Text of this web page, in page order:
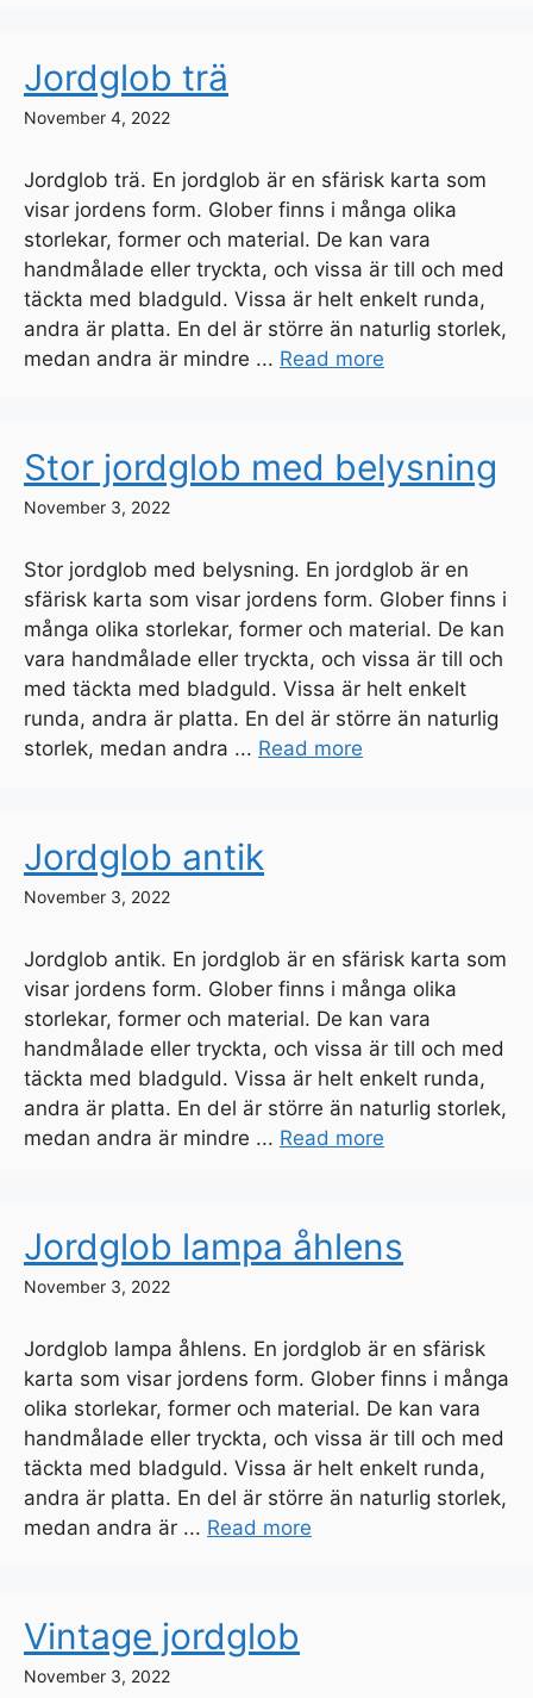
Jordglob trä
November 4, 2022
Jordglob trä. En jordglob är en sfärisk karta som
visar jordens form. Glober finns i många olika
storlekar, former och material. De kan vara
handmålade eller tryckta, och vissa är till och med
täckta med bladguld. Vissa är helt enkelt runda,
andra är platta. En del är större än naturlig storlek,
medan andra är mindre ... Read more
Stor jordglob med belysning
November 3, 2022
Stor jordglob med belysning. En jordglob är en
sfärisk karta som visar jordens form. Glober finns i
många olika storlekar, former och material. De kan
vara handmålade eller tryckta, och vissa är till och
med täckta med bladguld. Vissa är helt enkelt
runda, andra är platta. En del är större än naturlig
storlek, medan andra ... Read more
Jordglob antik
November 3, 2022
Jordglob antik. En jordglob är en sfärisk karta som
visar jordens form. Glober finns i många olika
storlekar, former och material. De kan vara
handmålade eller tryckta, och vissa är till och med
täckta med bladguld. Vissa är helt enkelt runda,
andra är platta. En del är större än naturlig storlek,
medan andra är mindre ... Read more
Jordglob lampa åhlens
November 3, 2022
Jordglob lampa åhlens. En jordglob är en sfärisk
karta som visar jordens form. Glober finns i många
olika storlekar, former och material. De kan vara
handmålade eller tryckta, och vissa är till och med
täckta med bladguld. Vissa är helt enkelt runda,
andra är platta. En del är större än naturlig storlek,
medan andra är ... Read more
Vintage jordglob
November 3, 2022